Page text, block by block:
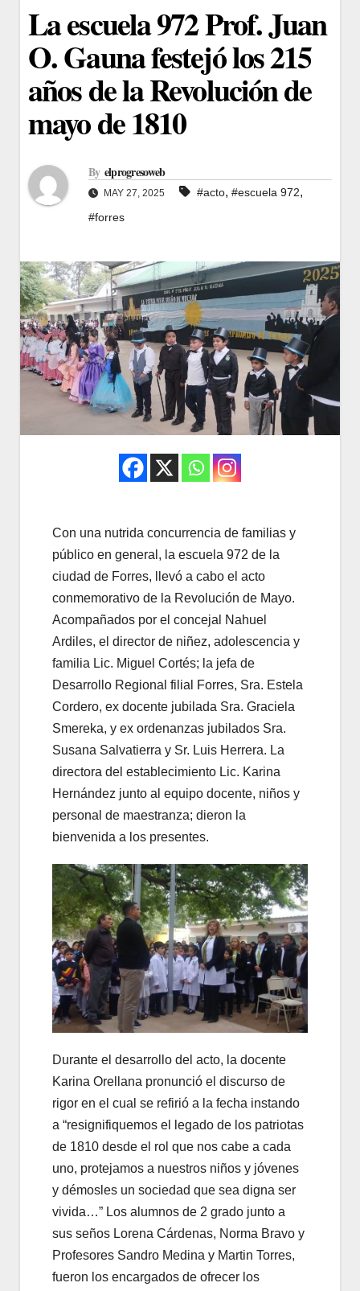
La escuela 972 Prof. Juan
O. Gauna festejó los 215
años de la Revolución de
mayo de 1810
By elprogresoweb
MAY 27, 2025 #acto, #escuela 972,
#forres
Con una nutrida concurrencia de familias y
público en general, la escuela 972 de la
ciudad de Forres, llevó a cabo el acto
conmemorativo de la Revolución de Mayo.
Acompañados por el concejal Nahuel
Ardiles, el director de niñez, adolescencia y
familia Lic. Miguel Cortés; la jefa de
Desarrollo Regional filial Forres, Sra. Estela
Cordero, ex docente jubilada Sra. Graciela
Smereka, y ex ordenanzas jubilados Sra.
Susana Salvatierra y Sr. Luis Herrera. La
directora del establecimiento Lic. Karina
Hernández junto al equipo docente, niños y
personal de maestranza; dieron la
bienvenida a los presentes.
Durante el desarrollo del acto, la docente
Karina Orellana pronunció el discurso de
rigor en el cual se refirió a la fecha instando
a “resignifiquemos el legado de los patriotas
de 1810 desde el rol que nos cabe a cada
uno, protejamos a nuestros niños y jóvenes
y démosles un sociedad que sea digna ser
vivida…” Los alumnos de 2 grado junto a
sus seños Lorena Cárdenas, Norma Bravo y
Profesores Sandro Medina y Martin Torres,
fueron los encargados de ofrecer los